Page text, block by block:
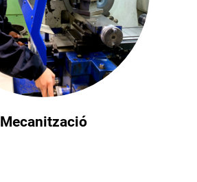
Mecanització